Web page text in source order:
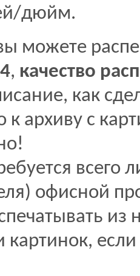
дюйм.
можете
, качество
как
архиву с
всего
офисной
из
картинок,